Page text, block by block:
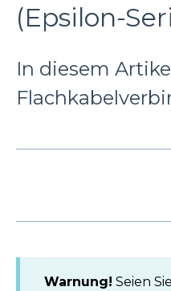
(Epsilon-
In diesem
Warnung! Seien